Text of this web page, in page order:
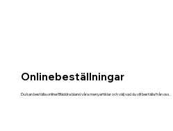
Onlinebeställningar
Du kan beställa online! Bläddra bland våra menyartiklar och välj vad du vill beställa från oss.